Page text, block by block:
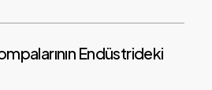
Endüstrideki